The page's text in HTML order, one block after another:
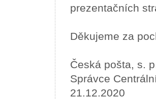
prezentačních
Děkujeme za
Česká pošta, s.
Správce
21.12.2020